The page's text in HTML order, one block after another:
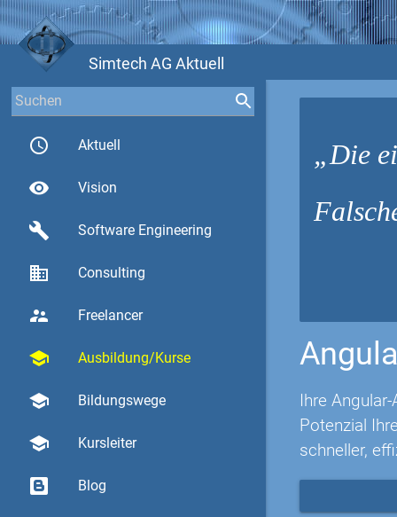
Simtech AG Aktuell
access_time Aktuell
visibility Vision
build Software Engineering
business Consulting
supervisor_account Freelancer
school Ausbildung/Kurse
school Bildungswege
school Kursleiter
Blog
Die
Ihre
Potenzial
schneller,